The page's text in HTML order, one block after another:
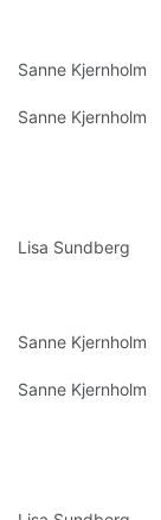
Sanne Kjernholm
Sanne Kjernholm
Lisa Sundberg
Sanne Kjernholm
Sanne Kjernholm